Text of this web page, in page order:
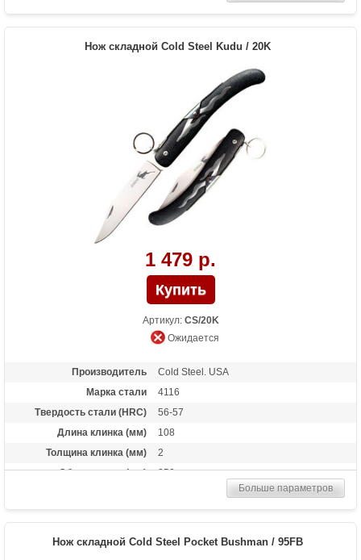
Вес (гр)
71
Нож складной Cold Steel Kudu / 20K
1 479 р.
Артикул: CS/20K
Ожидается
Производитель
Cold Steel. USA
Марка стали
4116
Твердость стали (HRC)
56-57
Длина клинка (мм)
108
Толщина клинка (мм)
2
Общая длина (мм)
250
Вес (гр)
68
Больше параметров
Нож складной Cold Steel Pocket Bushman / 95FB